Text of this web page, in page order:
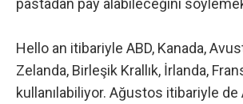
pastadan pay alabileceğini
Hello an itibariyle ABD, Kanada,
Zelanda, Birleşik Krallık, İrlanda,
kullanılabiliyor. Ağustos itibariyle de